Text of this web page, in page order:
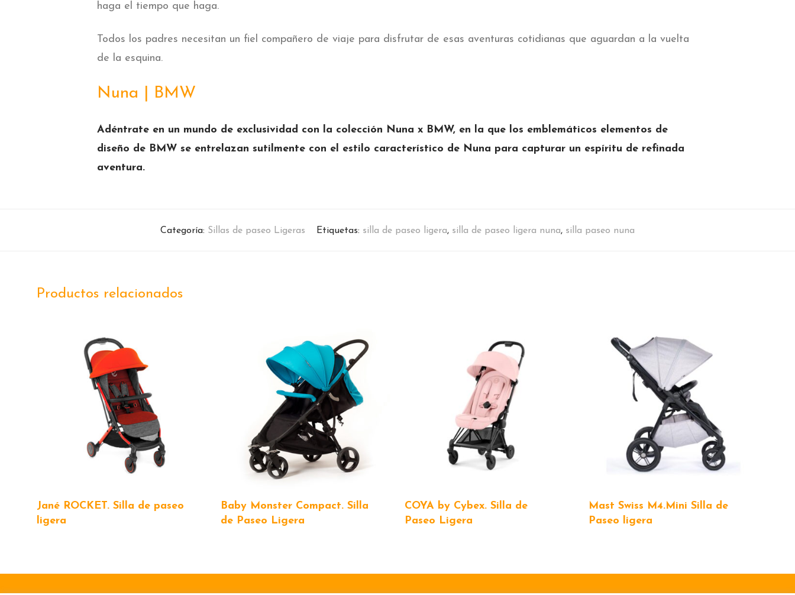
haga el tiempo que haga.
Todos los padres necesitan un fiel compañero de viaje para disfrutar de esas aventuras cotidianas que aguardan a la vuelta
de la esquina.
Nuna | BMW
Adéntrate en un mundo de exclusividad con la colección Nuna x BMW, en la que los emblemáticos elementos de
diseño de BMW se entrelazan sutilmente con el estilo característico de Nuna para capturar un espíritu de refinada
aventura.
Categoría: Sillas de paseo Ligeras Etiquetas: silla de paseo ligera, silla de paseo ligera nuna, silla paseo nuna
Productos relacionados
Jané ROCKET. Silla de paseo
ligera
Baby Monster Compact. Silla
de Paseo Ligera
COYA by Cybex. Silla de
Paseo Ligera
Mast Swiss M4.Mini Silla de
Paseo ligera